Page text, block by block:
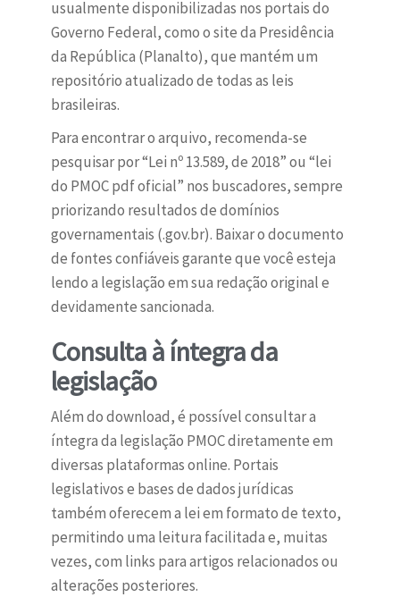
usualmente disponibilizadas nos portais do
Governo Federal, como o site da Presidência
da República (Planalto), que mantém um
repositório atualizado de todas as leis
brasileiras.
Para encontrar o arquivo, recomenda-se
pesquisar por “Lei nº 13.589, de 2018” ou “lei
do PMOC pdf oficial” nos buscadores, sempre
priorizando resultados de domínios
governamentais (.gov.br). Baixar o documento
de fontes confiáveis garante que você esteja
lendo a legislação em sua redação original e
devidamente sancionada.
Consulta à íntegra da
legislação
Além do download, é possível consultar a
íntegra da legislação PMOC diretamente em
diversas plataformas online. Portais
legislativos e bases de dados jurídicas
também oferecem a lei em formato de texto,
permitindo uma leitura facilitada e, muitas
vezes, com links para artigos relacionados ou
alterações posteriores.